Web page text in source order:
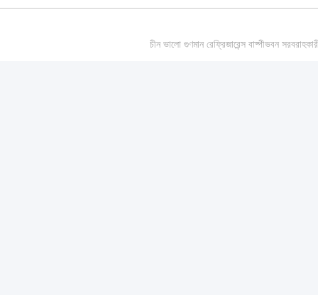
চীন ভালো গুণমান রেফ্রিজারেন্স বাষ্পীভবন